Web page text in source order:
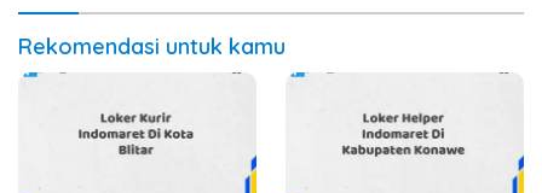
Rekomendasi untuk kamu